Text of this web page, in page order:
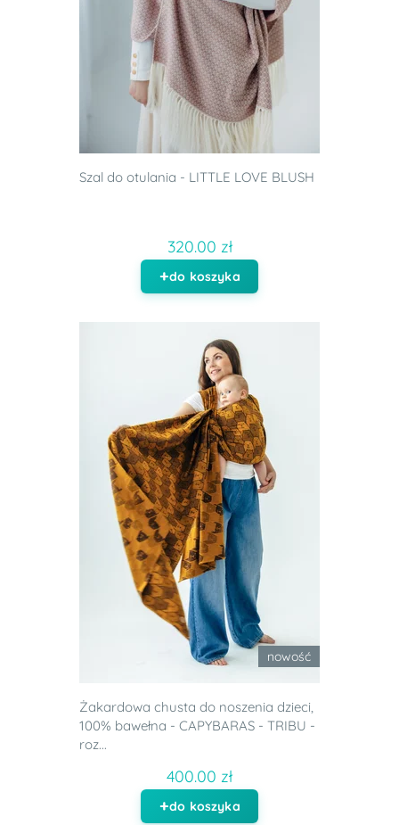
Szal do otulania - LITTLE LOVE BLUSH
320.00 zł
do koszyka
nowość
Żakardowa chusta do noszenia dzieci,
100% bawełna - CAPYBARAS - TRIBU -
roz...
400.00 zł
do koszyka